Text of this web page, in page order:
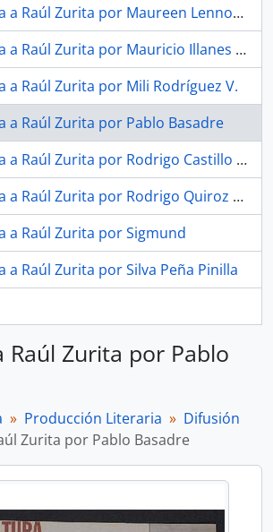
Raúl Zurita por Maureen Lennon Zaninovic
Raúl Zurita por Mauricio Illanes Naranjo
a Raúl Zurita por Mili Rodríguez V.
a Raúl Zurita por Pablo Basadre
a Raúl Zurita por Rodrigo Castillo R.
Raúl Zurita por Rodrigo Quiroz Castro
a Raúl Zurita por Sigmund
a Raúl Zurita por Silva Peña Pinilla
Raúl Zurita por Pablo
Producción Literaria
Difusión
Zurita por Pablo Basadre